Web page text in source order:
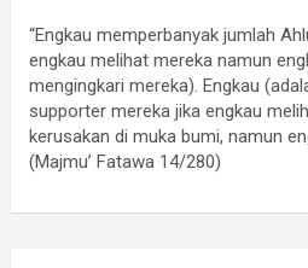
“Engkau memperbanyak jumlah
engkau melihat mereka namun
mengingkari mereka). Engkau
supporter mereka jika engkau
kerusakan di muka bumi, namun
(Majmu’ Fatawa 14/280)